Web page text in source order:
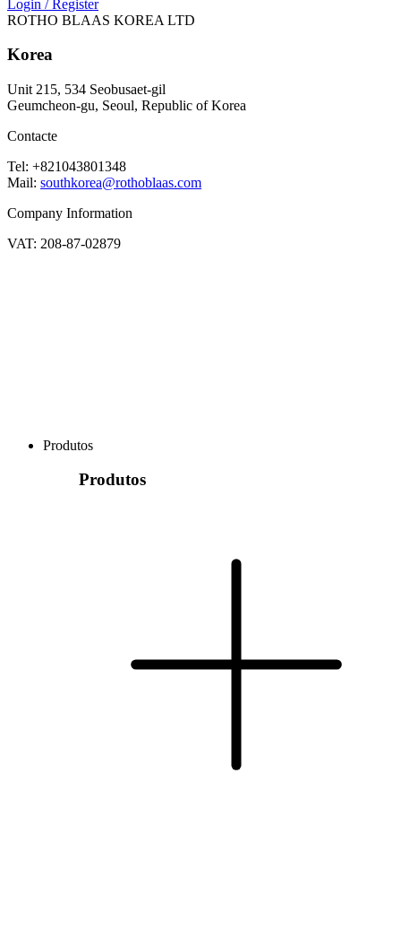
Login / Register
ROTHO BLAAS KOREA LTD
Korea
Unit 215, 534 Seobusaet-gil
Geumcheon-gu, Seoul, Republic of Korea
Contacte
Tel: +821043801348
Mail: southkorea@rothoblaas.com
Company Information
VAT: 208-87-02879
Produtos
Produtos